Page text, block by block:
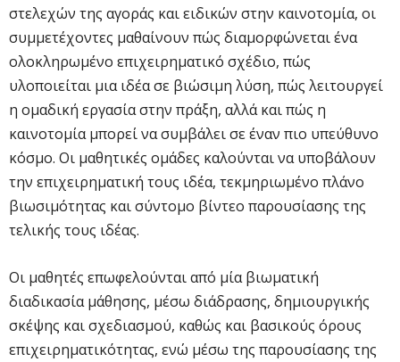
στελεχών της αγοράς και ειδικών στην καινοτομία, οι
συμμετέχοντες μαθαίνουν πώς διαμορφώνεται ένα
ολοκληρωμένο επιχειρηματικό σχέδιο, πώς
υλοποιείται μια ιδέα σε βιώσιμη λύση, πώς λειτουργεί
η ομαδική εργασία στην πράξη, αλλά και πώς η
καινοτομία μπορεί να συμβάλει σε έναν πιο υπεύθυνο
κόσμο. Οι μαθητικές ομάδες καλούνται να υποβάλουν
την επιχειρηματική τους ιδέα, τεκμηριωμένο πλάνο
βιωσιμότητας και σύντομο βίντεο παρουσίασης της
τελικής τους ιδέας.
Οι μαθητές επωφελούνται από μία βιωματική
διαδικασία μάθησης, μέσω διάδρασης, δημιουργικής
σκέψης και σχεδιασμού, καθώς και βασικούς όρους
επιχειρηματικότητας, ενώ μέσω της παρουσίασης της